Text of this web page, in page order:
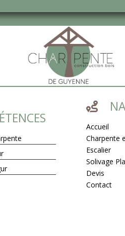

Accueil
Charpente
Escalier
Solivage
Devis
Contact